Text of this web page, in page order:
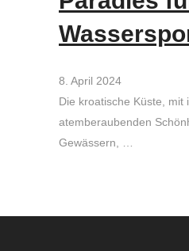
8. April 2024
Die kroatische Küste, mit
atemberaubenden
Gewässern, …